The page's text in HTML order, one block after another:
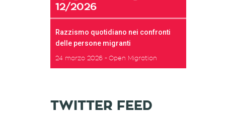
12/2026
Razzismo quotidiano nei confronti
delle persone migranti
24 marzo 2026 Open Migration
TWITTER FEED